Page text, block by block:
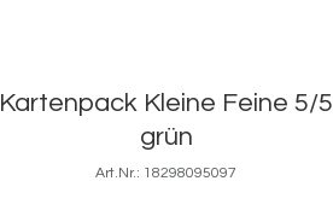
Kartenpack Kleine Feine 5/5
grün
Art.Nr.: 18298095097